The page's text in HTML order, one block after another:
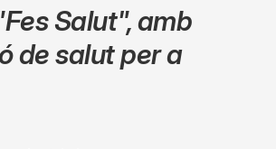
Salut",amb
de salut per a